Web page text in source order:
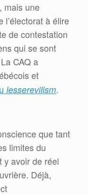
mais une
l’électorat à élire
de contestation
qui se sont
CAQ a
et
lesserevilism.
que tant
limites du
y avoir de réel
Déjà,